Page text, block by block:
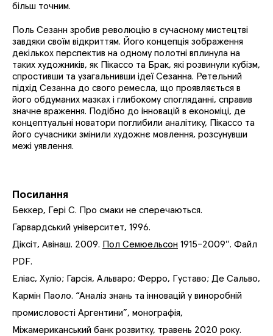
більш точним.
Поль Сезанн зробив революцію в сучасному мистецтві
завдяки своїм відкриттям. Його концепція зображення
декількох перспектив на одному полотні вплинула на
таких художників, як Пікассо та Брак, які розвинули кубізм,
спростивши та узагальнивши ідеї Сезанна. Ретельний
підхід Сезанна до свого ремесла, що проявляється в
його обдуманих мазках і глибокому спогляданні, справив
значне враження. Подібно до інновацій в економіці, де
концептуальні новатори поглибили аналітику, Пікассо та
його сучасники змінили художнє мовлення, розсунувши
межі уявлення.
Посилання
Беккер, Гері С. Про смаки не сперечаються.
Гарвардський університет, 1996.
Діксіт, Авінаш. 2009. Пол Семюельсон 1915-2009″. Файл
PDF.
Еліас, Хуліо; Гарсія, Альваро; Ферро, Густаво; Де Сальво,
Кармін Паоло. “Аналіз знань та інновацій у виноробній
промисловості Аргентини”, монографія,
Міжамериканський банк розвитку, травень 2020 року.